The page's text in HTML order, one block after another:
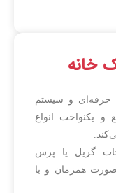
خانه
حرفه‌ای و سیستم
و یکنواخت انواع
گریل یا پرس
همزمان و با